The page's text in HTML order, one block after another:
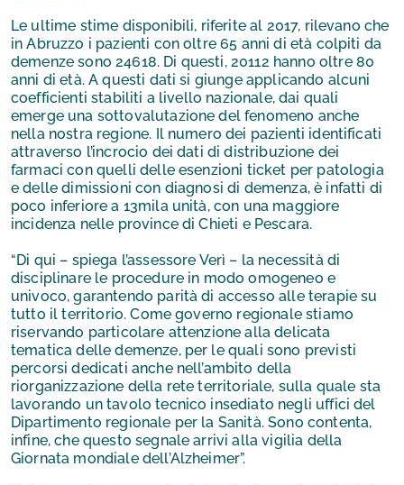
Le ultime stime disponibili, riferite al 2017, rilevano che
in Abruzzo i pazienti con oltre 65 anni di età colpiti da
demenze sono 24618. Di questi, 20112 hanno oltre 80
anni di età. A questi dati si giunge applicando alcuni
coefficienti stabiliti a livello nazionale, dai quali
emerge una sottovalutazione del fenomeno anche
nella nostra regione. Il numero dei pazienti identificati
attraverso l’incrocio dei dati di distribuzione dei
farmaci con quelli delle esenzioni ticket per patologia
e delle dimissioni con diagnosi di demenza, è infatti di
poco inferiore a 13mila unità, con una maggiore
incidenza nelle province di Chieti e Pescara.
“Di qui – spiega l’assessore Verì – la necessità di
disciplinare le procedure in modo omogeneo e
univoco, garantendo parità di accesso alle terapie su
tutto il territorio. Come governo regionale stiamo
riservando particolare attenzione alla delicata
tematica delle demenze, per le quali sono previsti
percorsi dedicati anche nell’ambito della
riorganizzazione della rete territoriale, sulla quale sta
lavorando un tavolo tecnico insediato negli uffici del
Dipartimento regionale per la Sanità. Sono contenta,
infine, che questo segnale arrivi alla vigilia della
Giornata mondiale dell’Alzheimer”.